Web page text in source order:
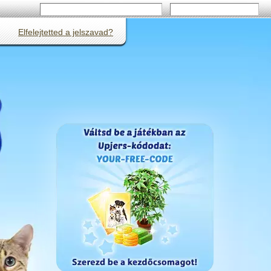
Elfelejtetted a jelszavad?